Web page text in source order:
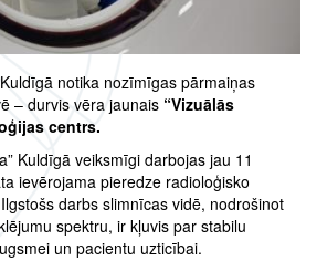
notika nozīmīgas pārmaiņas
– durvis vēra jaunais “Vizuālās
centrs.
Kuldīgā veiksmīgi darbojas jau 11
ievērojama pieredze radioloģisko
darbs slimnīcas vidē, nodrošinot
spektru, ir kļuvis par stabilu
un pacientu uzticībai.